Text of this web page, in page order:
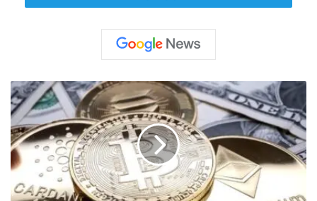
اقرأ أيضًا: ثاني أكثر دولة زيارة في العالم تستقبل
رقماً قياسياً من السياح خلال يونيو
وقال “يجبأن نكرس مرة واحدة وإلى الأبد لتفضيل
حقيقي لكل ما هو أوروبي في قطاعاتنا الأكثر استراتيجية”،
وفق وكالة “رويترز”.
ر
ا
ج
ع
ج